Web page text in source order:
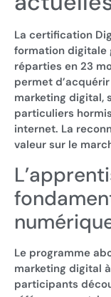
La certification
formation digitale
réparties en 23
permet
marketing digital,
particuliers
internet. La
valeur sur le
Le programme
marketing digital
participants